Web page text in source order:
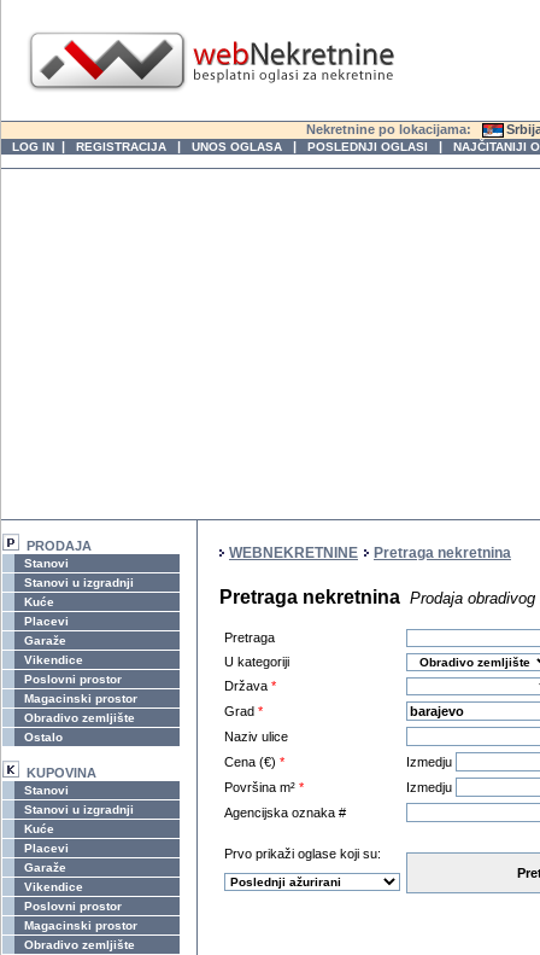
Nekretnine po lokacijama:
LOG IN | REGISTRACIJA | UNOS OGLASA | POSLEDNJI OGLASI | NAJČITANIJI
PRODAJA
Stanovi
Stanovi u izgradnji
Kuće
Placevi
Garaže
Vikendice
Poslovni prostor
Magacinski prostor
Obradivo zemljište
Ostalo
KUPOVINA
Stanovi
Stanovi u izgradnji
Kuće
Placevi
Garaže
Vikendice
Poslovni prostor
Magacinski prostor
Obradivo zemljište
WEBNEKRETNINE Pretraga nekretnina
Pretraga nekretnina Prodaja
Pretraga
U kategoriji
Država *
Grad *
Naziv ulice
Cena (€) *
Izmedju
Površina m² *
Izmedju
Agencijska oznaka #
Prvo prikaži oglase koji su: